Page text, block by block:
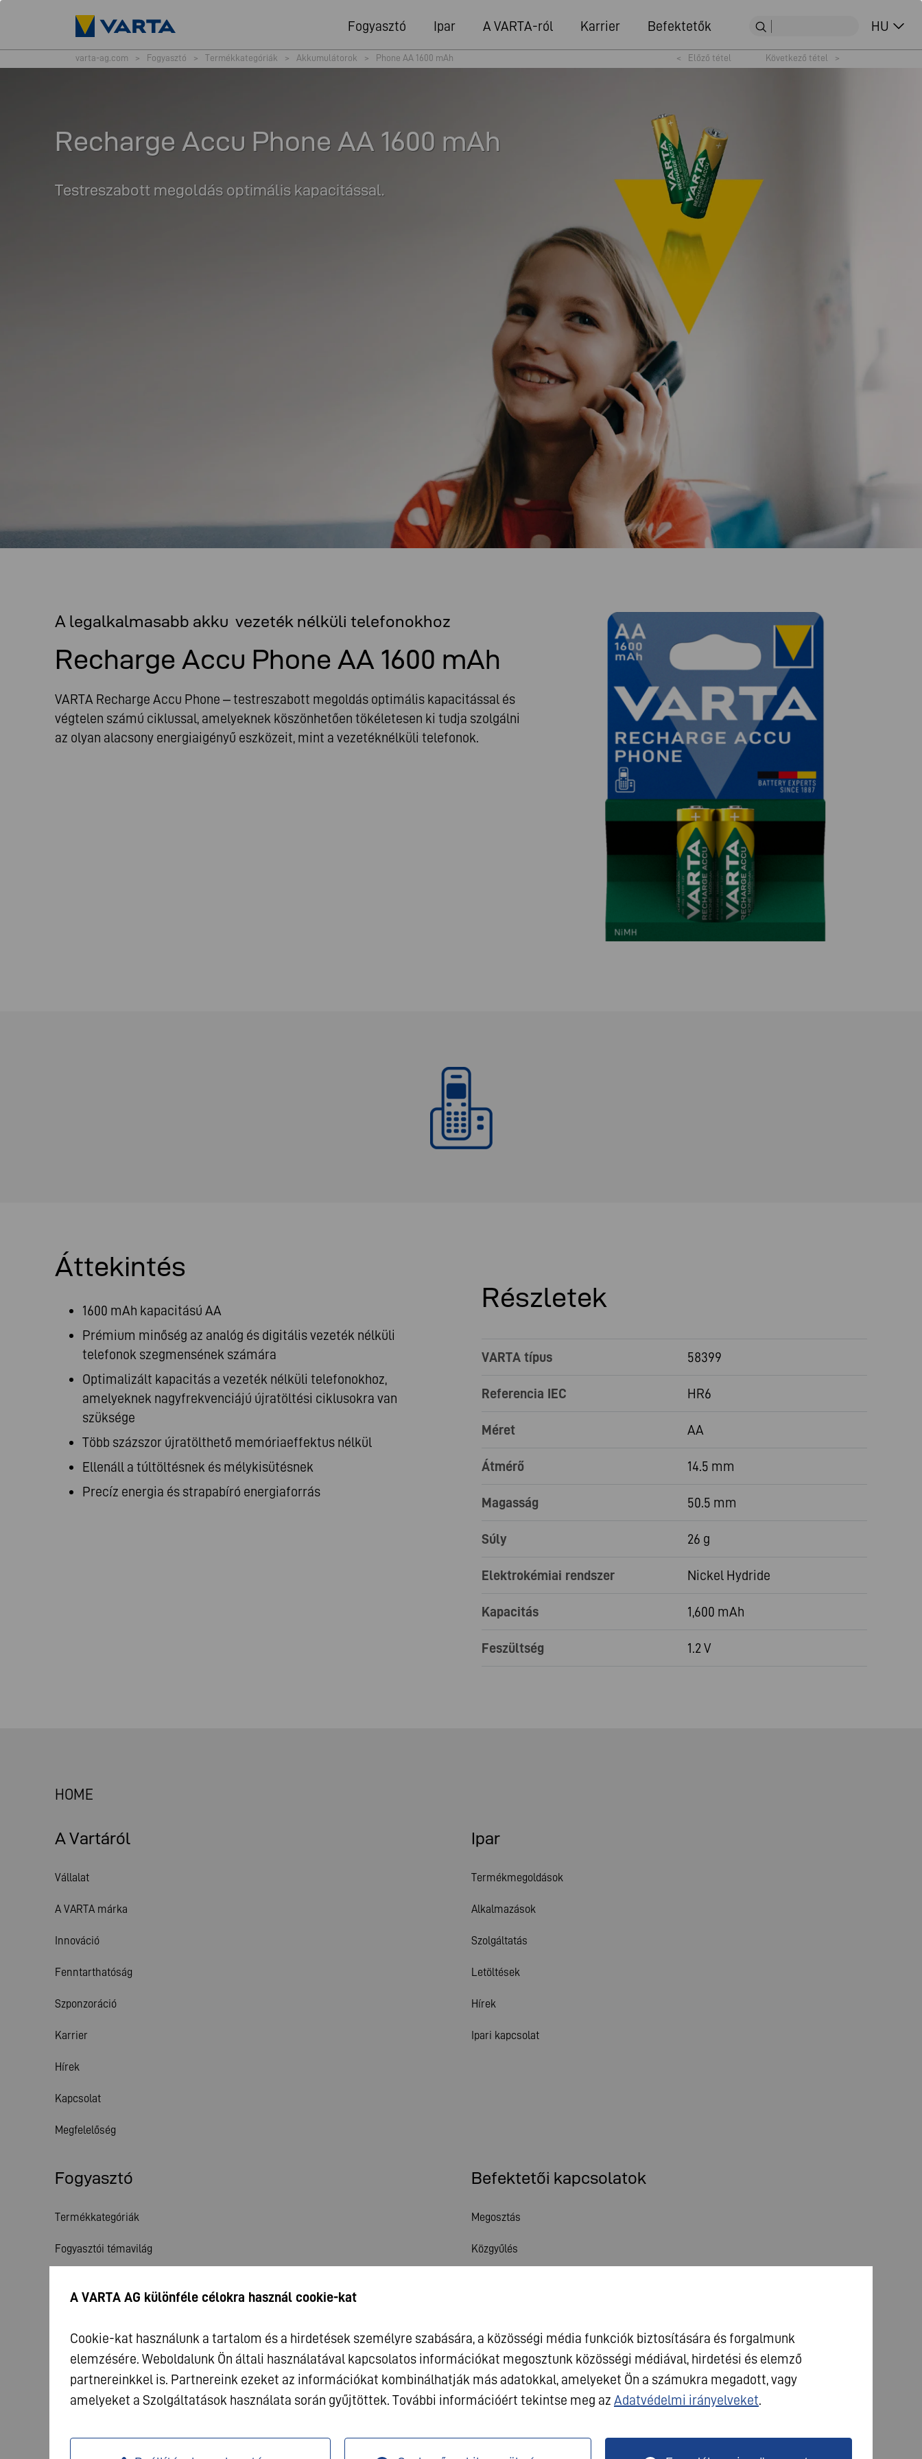
Fogyasztó Ipar A VARTA-ról Karrier Befektetők HU
varta-ag.com > Fogyasztó > Termékkategóriák > Akkumulátorok > Phone AA 1600 mAh < Előző tétel Következő tétel >
Recharge Accu Phone AA 1600 mAh
Testreszabott megoldás optimális kapacitással.
A legalkalmasabb akku vezeték nélküli telefonokhoz
Recharge Accu Phone AA 1600 mAh
VARTA Recharge Accu Phone – testreszabott megoldás optimális kapacitással és
végtelen számú ciklussal, amelyeknek köszönhetően tökéletesen ki tudja szolgálni
az olyan alacsony energiaigényű eszközeit, mint a vezetéknélküli telefonok.
Áttekintés
1600 mAh kapacitású AA
Prémium minőség az analóg és digitális vezeték nélküli
telefonok szegmensének számára
Optimalizált kapacitás a vezeték nélküli telefonokhoz,
amelyeknek nagyfrekvenciájú újratöltési ciklusokra van
szüksége
Több százszor újratölthető memóriaeffektus nélkül
Ellenáll a túltöltésnek és mélykisütésnek
Precíz energia és strapabíró energiaforrás
Részletek
VARTA típus 58399
Referencia IEC HR6
Méret AA
Átmérő 14.5 mm
Magasság 50.5 mm
Súly 26 g
Elektrokémiai rendszer Nickel Hydride
Kapacitás 1,600 mAh
Feszültség 1.2 V
HOME
A Vartáról
Vállalat
A VARTA márka
Innováció
Fenntarthatóság
Szponzoráció
Karrier
Hírek
Kapcsolat
Megfelelőség
Fogyasztó
Termékkategóriák
Fogyasztói témavilág
Ipar
Termékmegoldások
Alkalmazások
Szolgáltatás
Letöltések
Hírek
Ipari kapcsolat
Befektetői kapcsolatok
Megosztás
Közgyűlés
Befektetői kapcsolat
Vállalatirányítás
© 2026 VARTA AG. Minden jog fenntartva Impresszum Adatvédelem
A VARTA AG különféle célokra használ cookie-kat
Cookie-kat használunk a tartalom és a hirdetések személyre szabására, a közösségi média funkciók biztosítására és forgalmunk
elemzésére. Weboldalunk Ön általi használatával kapcsolatos információkat megosztunk közösségi médiával, hirdetési és elemző
partnereinkkel is. Partnereink ezeket az információkat kombinálhatják más adatokkal, amelyeket Ön a számukra megadott, vagy
amelyeket a Szolgáltatások használata során gyűjtöttek. További információért tekintse meg az Adatvédelmi irányelveket.